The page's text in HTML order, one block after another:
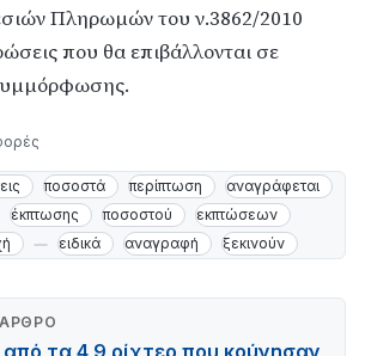
Πληρωμών του ν.3862/2010
που θα επιβάλλονται σε
ποσοστά περίπτωση
αναγράφεται
έκπτωσης ποσοστού
εκπτώσεων
ειδικά αναγραφή ξεκινούν
τα 4,9 ρίχτερ που κούνησαν